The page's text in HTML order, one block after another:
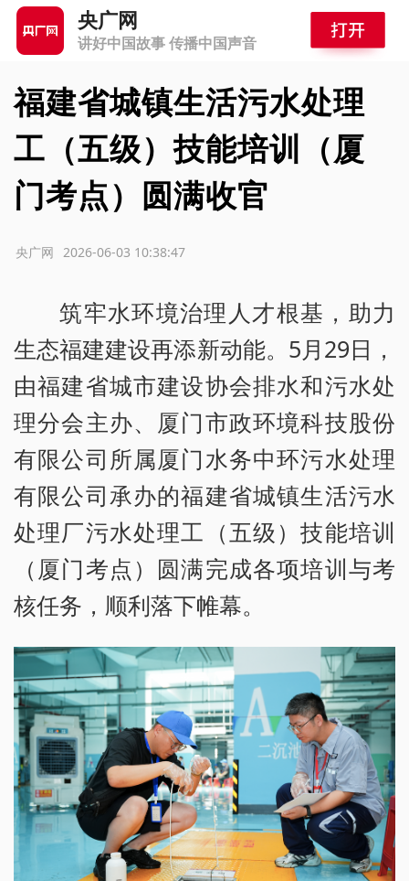
央广网
讲好中国故事 传播中国声音
福建省城镇生活污水处理
工（五级）技能培训（厦
门考点）圆满收官
2026-06-03 10:38:47
央广网
筑牢水环境治理人才根基，助力
生态福建建设再添新动能。5月29日，
由福建省城市建设协会排水和污水处
理分会主办、厦门市政环境科技股份
有限公司所属厦门水务中环污水处理
有限公司承办的福建省城镇生活污水
处理厂污水处理工（五级）技能培训
（厦门考点）圆满完成各项培训与考
核任务，顺利落下帷幕。